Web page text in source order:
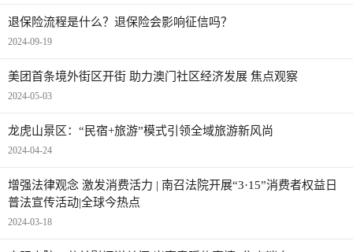
退保险流程是什么？退保险会影响征信吗？
2024-09-19
美团首条境外街区开街 助力澳门社区经济发展 焦点观察
2024-05-03
龙虎山景区：“民宿+旅游”模式引领全域旅游新风尚
2024-04-24
增强法律观念 激发消费活力 | 南召法院开展“3·15”消费者权益日
普法宣传活动|全球今热点
2024-03-18